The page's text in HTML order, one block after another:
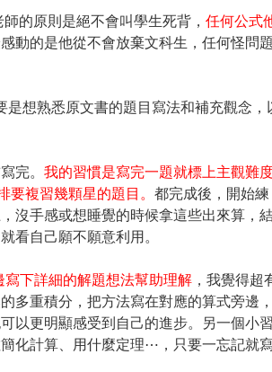
的原則是絕不會叫學生死背， 任何公式
動的是他從不會放棄文科生，任何怪問題
想熟悉原文書的題目寫法和補充觀念，
完。 我的習慣是寫完一題就標上主觀難
要複習幾顆星的題目。 都完成後，開始練
沒手感或想睡覺的時候拿這些出來算，
看自己願不願意利用。
寫下詳細的解題想法幫助理解 ，我覺得超
多重積分，把方法寫在對應的算式旁邊，
以更明顯感受到自己的進步。另一個小習
化計算、用什麼定理⋯，只要一忘記就寫